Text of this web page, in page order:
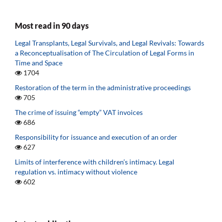
Most read in 90 days
Legal Transplants, Legal Survivals, and Legal Revivals: Towards
a Reconceptualisation of The Circulation of Legal Forms in
Time and Space
1704
Restoration of the term in the administrative proceedings
705
The crime of issuing “empty” VAT invoices
686
Responsibility for issuance and execution of an order
627
Limits of interference with children’s intimacy. Legal
regulation vs. intimacy without violence
602